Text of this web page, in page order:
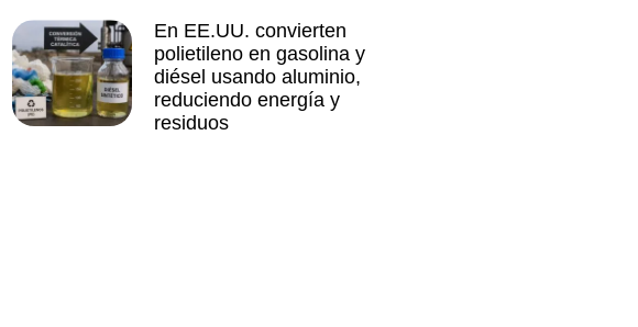
En EE.UU. convierten
polietileno en gasolina y
diésel usando aluminio,
reduciendo energía y
residuos